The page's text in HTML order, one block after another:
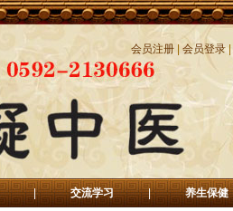
会员注册 会员登录
| 交流学习 | 养生保健